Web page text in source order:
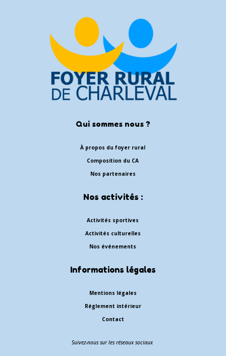
Qui sommes nous ?
À propos du foyer rural
Composition du CA
Nos partenaires
Nos activités :
Activités sportives
Activités culturelles
Nos événements
Informations légales
Mentions légales
Réglement intérieur
Contact
Suivez-nous sur les réseaux sociaux